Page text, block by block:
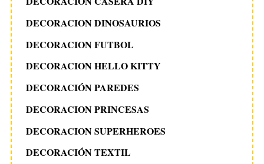
DECORACION DINOSAURIOS
DECORACION FUTBOL
DECORACION HELLO KITTY
DECORACIÓN PAREDES
DECORACION PRINCESAS
DECORACION SUPERHEROES
DECORACIÓN TEXTIL